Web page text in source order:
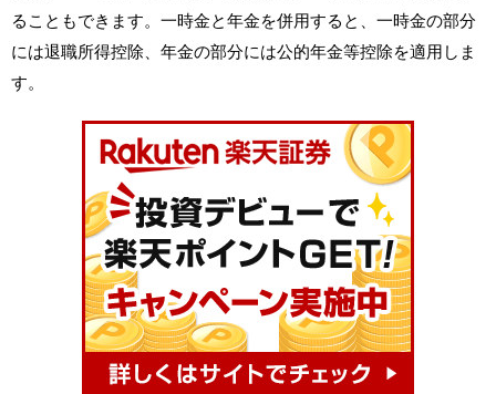
ることもできます。一時金と年金を併用すると、一時金の部分
には退職所得控除、年金の部分には公的年金等控除を適用しま
す。